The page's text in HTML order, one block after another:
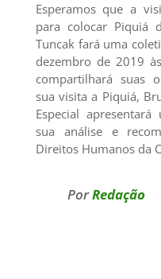
Esperamos que a
para colocar Piquiá
Tuncak fará uma
dezembro de 2019
compartilhará suas
sua visita a Piquiá,
Especial
sua análise e
Direitos Humanos da
PorRedação